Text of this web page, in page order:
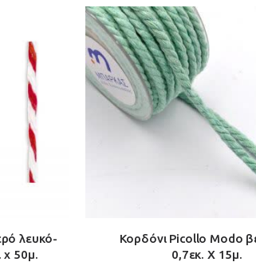
λευκό-
x 50μ.
Κορδόνι Picollo Modo
0,7εκ. Χ 15μ.